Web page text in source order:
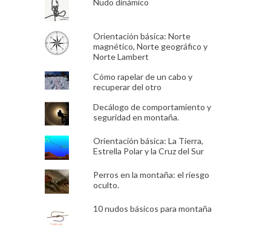
Nudo dinámico
Orientación básica: Norte
magnético, Norte geográfico y
Norte Lambert
Cómo rapelar de un cabo y
recuperar del otro
Decálogo de comportamiento y
seguridad en montaña.
Orientación básica: La Tierra,
Estrella Polar y la Cruz del Sur
Perros en la montaña: el riesgo
oculto.
10 nudos básicos para montaña